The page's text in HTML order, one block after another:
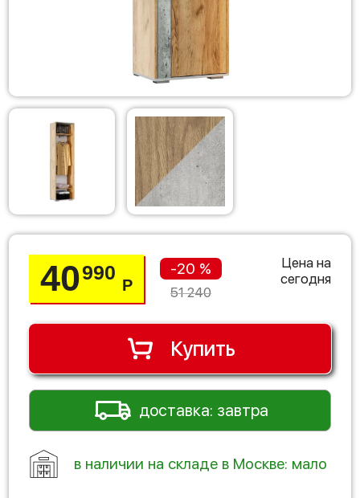
40990
Р
-20 %
51 240
Цена на
сегодня
Купить
доставка: завтра
в наличии на складе в Москве: мало